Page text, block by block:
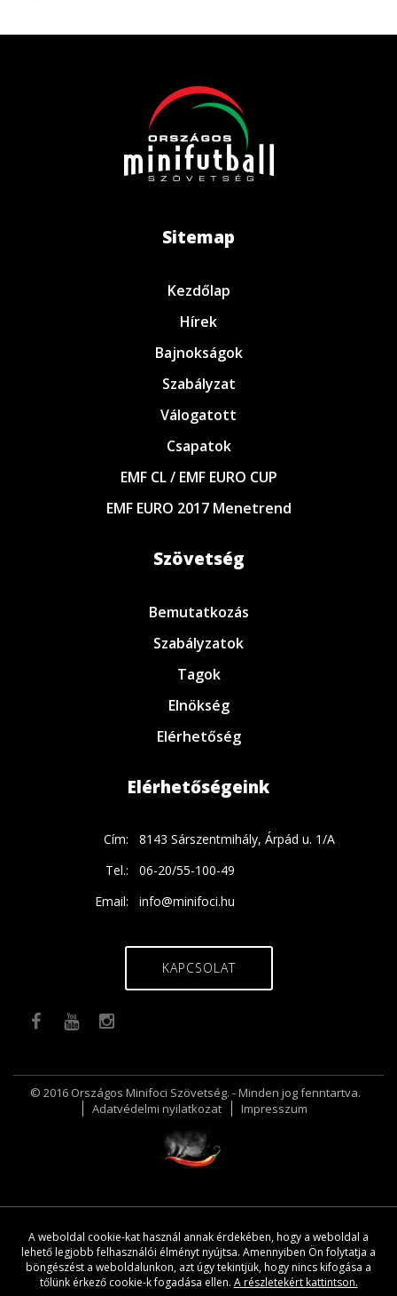
Sitemap
Kezdőlap
Hírek
Bajnokságok
Szabályzat
Válogatott
Csapatok
EMF CL / EMF EURO CUP
EMF EURO 2017 Menetrend
Szövetség
Bemutatkozás
Szabályzatok
Tagok
Elnökség
Elérhetőség
Elérhetőségeink
Cím:
8143 Sárszentmihály, Árpád u. 1/A
Tel.:
06-20/55-100-49
Email:
info@minifoci.hu
KAPCSOLAT
© 2016 Országos Minifoci Szövetség. - Minden jog fenntartva.
Adatvédelmi nyilatkozat
Impresszum
A weboldal cookie-kat használ annak érdekében, hogy a weboldal a
lehető legjobb felhasználói élményt nyújtsa. Amennyiben Ön folytatja a
böngészést a weboldalunkon, azt úgy tekintjük, hogy nincs kifogása a
tőlünk érkező cookie-k fogadása ellen. A részletekért kattintson.